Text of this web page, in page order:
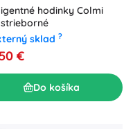
hodinky Colmi
sklad ?
€
Do košíka